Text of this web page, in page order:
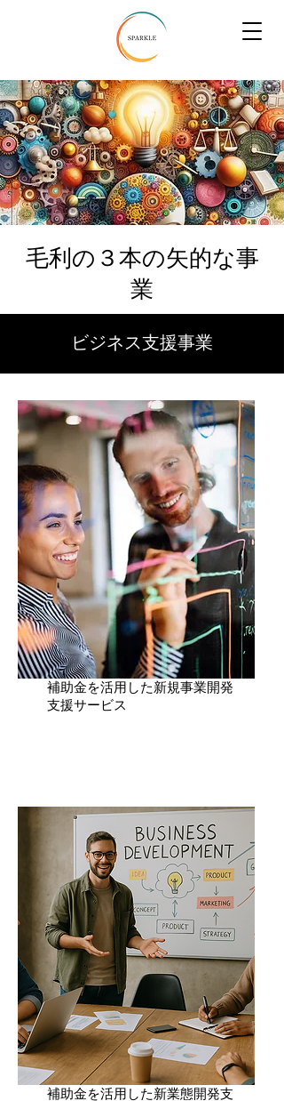
毛利の３本の矢的な事
業
​ビジネス支援事業
​補助金を活用した新規事業開発
支援サービス
​補助金を活用した新業態開発支